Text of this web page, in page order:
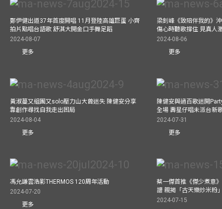
鄭伊健出道37年首度開唱 11月登陸高雄巨蛋 小齊
拍片點唱台語歌 舒淇大開金口手舞足蹈
2024-08-07
更多
梁釗峰《致陪伴我的》
傷心時聽歌撐住 見真人
2024-08-06
更多
黃淑蔓又組團又solo壓力山大曾迷失 陳健安分享
靠創作尋找自我走出困局
2024-08-04
更多
陳健安與過百歌迷開
全場 壽星仔唱未派台新
2024-07-31
更多
馮允謙雲浩影THERMOS 120周年活動
2024-07-20
更多
蔡一傑首推《傑少煮意
譜 親揭「古天樂炒米粉
2024-07-15